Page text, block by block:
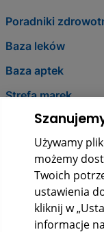
Poradniki
Baza leków
Baza aptek
Strefa marek
O nas
KontaktUżywamy
możemy
Twoich
ustawienia
kliknij w
informacje